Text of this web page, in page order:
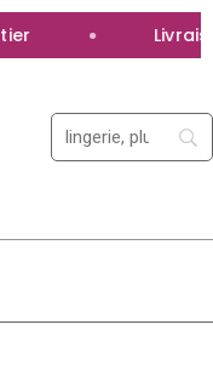
Livraison